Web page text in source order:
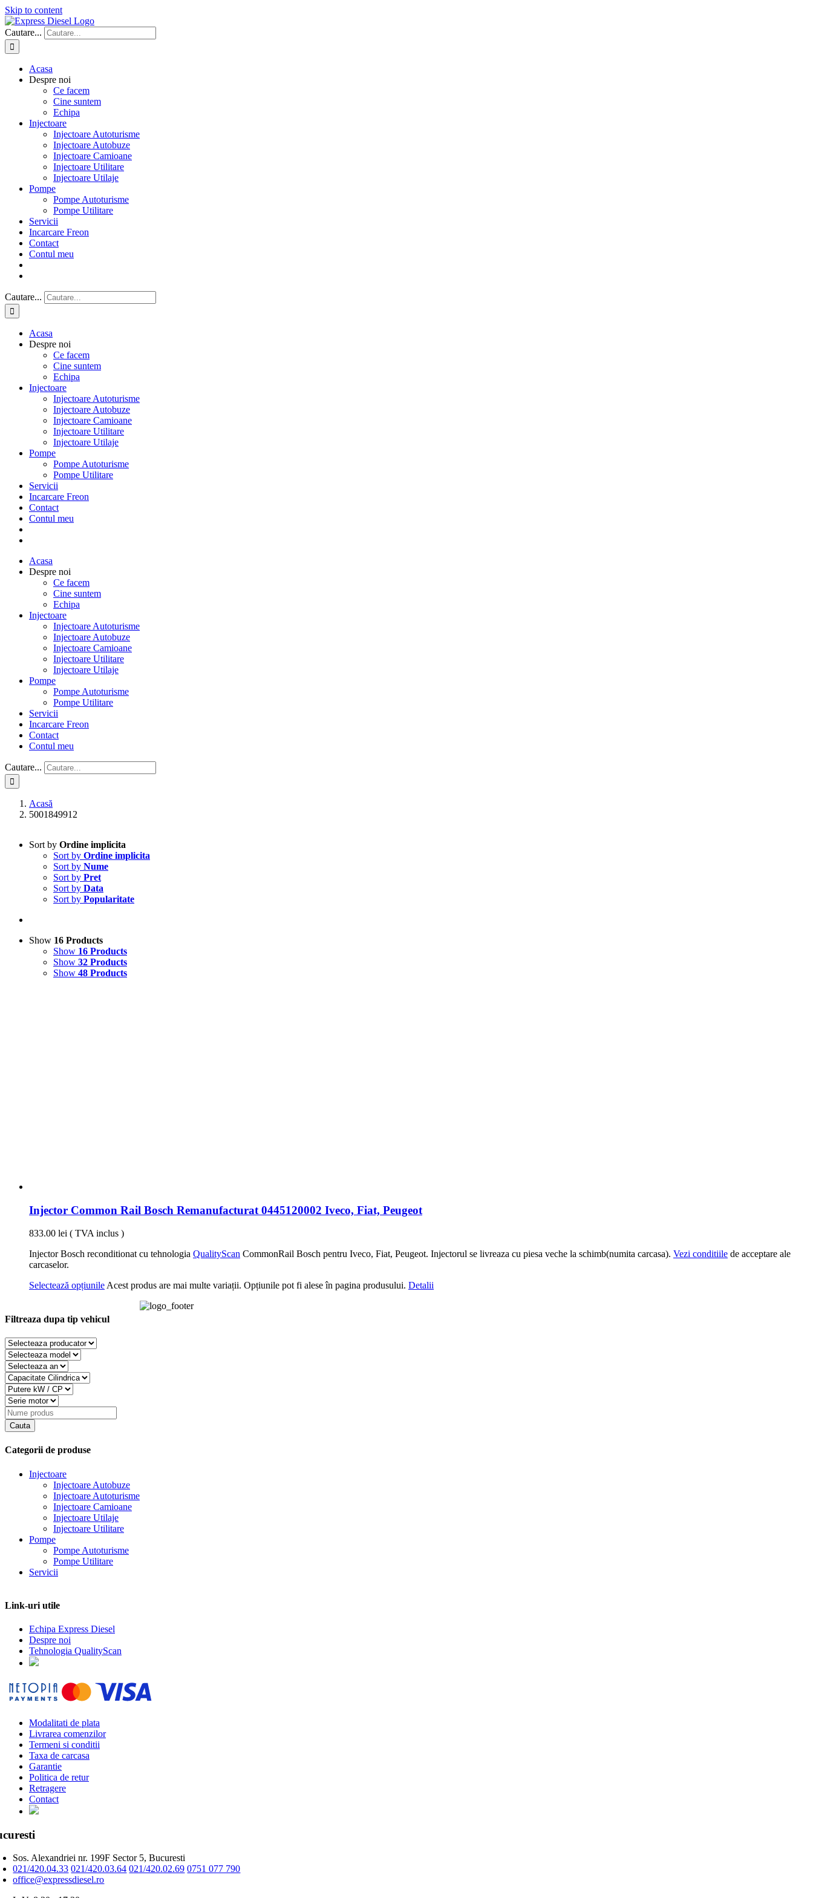
Skip to content
Cautare...
Acasa
Despre noi
Ce facem
Cine suntem
Echipa
Injectoare
Injectoare Autoturisme
Injectoare Autobuze
Injectoare Camioane
Injectoare Utilitare
Injectoare Utilaje
Pompe
Pompe Autoturisme
Pompe Utilitare
Servicii
Incarcare Freon
Contact
Contul meu
Cautare...
Acasa
Despre noi
Ce facem
Cine suntem
Echipa
Injectoare
Injectoare Autoturisme
Injectoare Autobuze
Injectoare Camioane
Injectoare Utilitare
Injectoare Utilaje
Pompe
Pompe Autoturisme
Pompe Utilitare
Servicii
Incarcare Freon
Contact
Contul meu
Acasa
Despre noi
Ce facem
Cine suntem
Echipa
Injectoare
Injectoare Autoturisme
Injectoare Autobuze
Injectoare Camioane
Injectoare Utilitare
Injectoare Utilaje
Pompe
Pompe Autoturisme
Pompe Utilitare
Servicii
Incarcare Freon
Contact
Contul meu
Cautare...
Acasă
5001849912
Sort by Ordine implicita
Sort by Ordine implicita
Sort by Nume
Sort by Pret
Sort by Data
Sort by Popularitate
Show 16 Products
Show 16 Products
Show 32 Products
Show 48 Products
Injector Common Rail Bosch Remanufacturat 0445120002 Iveco, Fiat, Peugeot
833.00 lei ( TVA inclus )
Injector Bosch reconditionat cu tehnologia QualityScan CommonRail Bosch pentru Iveco, Fiat, Peugeot. Injectorul se livreaza cu piesa veche la schimb(numita carcasa). Vezi conditiile de acceptare ale
carcaselor.
Selectează opțiunileAcest produs are mai multe variații. Opțiunile pot fi alese în pagina produsului. Detalii
Filtreaza dupa tip vehicul
Categorii de produse
Injectoare
Injectoare Autobuze
Injectoare Autoturisme
Injectoare Camioane
Injectoare Utilaje
Injectoare Utilitare
Pompe
Pompe Autoturisme
Pompe Utilitare
Servicii
Link-uri utile
Echipa Express Diesel
Despre noi
Tehnologia QualityScan
Modalitati de plata
Livrarea comenzilor
Termeni si conditii
Taxa de carcasa
Garantie
Politica de retur
Retragere
Contact
Sos. Alexandriei nr. 199F Sector 5, Bucuresti
021/420.04.33 021/420.03.64 021/420.02.69 0751 077 790
office@expressdiesel.ro